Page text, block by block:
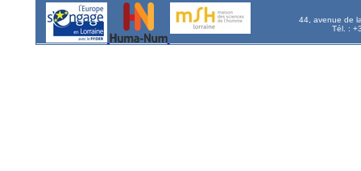
44, avenue de
Tél. :